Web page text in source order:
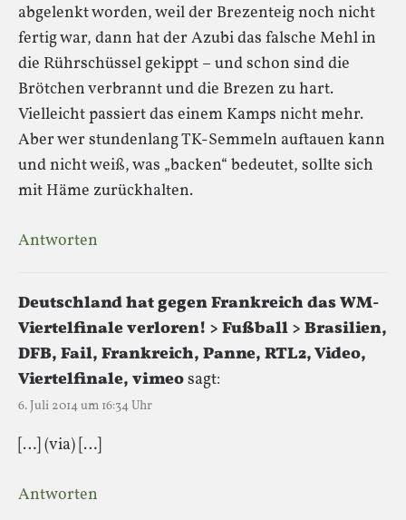
abgelenkt worden, weil der Brezenteig noch nicht
fertig war, dann hat der Azubi das falsche Mehl in
die Rührschüssel gekippt – und schon sind die
Brötchen verbrannt und die Brezen zu hart.
Vielleicht passiert das einem Kamps nicht mehr.
Aber wer stundenlang TK-Semmeln auftauen kann
und nicht weiß, was „backen“ bedeutet, sollte sich
mit Häme zurückhalten.
Antworten
Deutschland hat gegen Frankreich das WM-
Viertelfinale verloren! > Fußball > Brasilien,
DFB, Fail, Frankreich, Panne, RTL2, Video,
Viertelfinale, vimeosagt:
6. Juli 2014 um 16:34 Uhr
[…] (via) […]
Antworten